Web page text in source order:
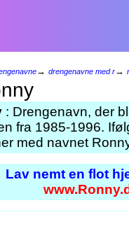
→ drengenavne med r→
: Drengenavn, der
fra 1985-1996.
med navnet
Lav nemt en flot